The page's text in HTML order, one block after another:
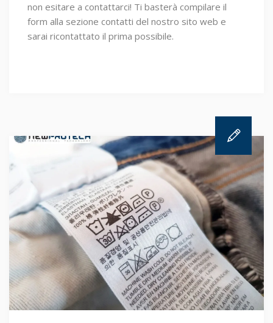
non esitare a contattarci! Ti basterà compilare il
form alla sezione contatti del nostro sito web e
sarai ricontattato il prima possibile.